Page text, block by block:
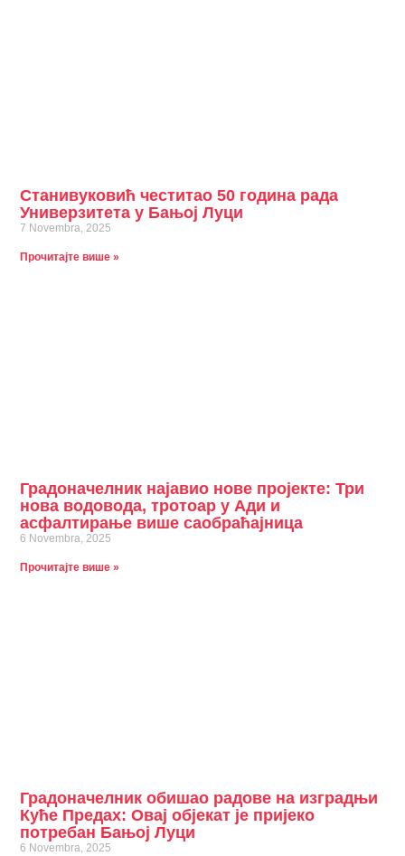
Станивуковић честитао 50 година рада
Универзитета у Бањој Луци
7 Novembra, 2025
Прочитајте више »
Градоначелник најавио нове пројекте: Три
нова водовода, тротоар у Ади и
асфалтирање више саобраћајница
6 Novembra, 2025
Прочитајте више »
Градоначелник обишао радове на изградњи
Куће Предах: Овај објекат је пријеко
потребан Бањој Луци
6 Novembra, 2025